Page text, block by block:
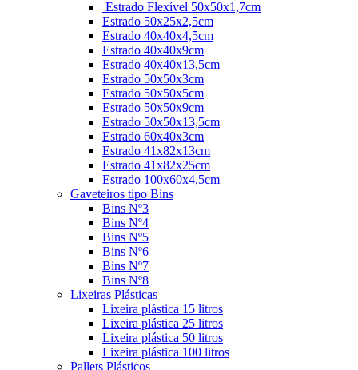
Estrado Flexível 50x50x1,7cm
Estrado 50x25x2,5cm
Estrado 40x40x4,5cm
Estrado 40x40x9cm
Estrado 40x40x13,5cm
Estrado 50x50x3cm
Estrado 50x50x5cm
Estrado 50x50x9cm
Estrado 50x50x13,5cm
Estrado 60x40x3cm
Estrado 41x82x13cm
Estrado 41x82x25cm
Estrado 100x60x4,5cm
Gaveteiros tipo Bins
Bins Nº3
Bins Nº4
Bins Nº5
Bins Nº6
Bins Nº7
Bins Nº8
Lixeiras Plásticas
Lixeira plástica 15 litros
Lixeira plástica 25 litros
Lixeira plástica 50 litros
Lixeira plástica 100 litros
Pallets Plásticos